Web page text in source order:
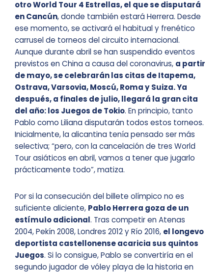
otro World Tour 4 Estrellas, el que se disputará
en Cancún, donde también estará Herrera. Desde
ese momento, se activará el habitual y frenético
carrusel de torneos del circuito internacional.
Aunque durante abril se han suspendido eventos
previstos en China a causa del coronavirus, a partir
de mayo, se celebrarán las citas de Itapema,
Ostrava, Varsovia, Moscú, Roma y Suiza. Ya
después, a finales de julio, llegará la gran cita
del año: los Juegos de Tokio. En principio, tanto
Pablo como Liliana disputarán todos estos torneos.
Inicialmente, la alicantina tenía pensado ser más
selectiva; “pero, con la cancelación de tres World
Tour asiáticos en abril, vamos a tener que jugarlo
prácticamente todo”, matiza.
Por si la consecución del billete olímpico no es
suficiente aliciente, Pablo Herrera goza de un
estímulo adicional. Tras competir en Atenas
2004, Pekín 2008, Londres 2012 y Río 2016, el longevo
deportista castellonense acaricia sus quintos
Juegos. Si lo consigue, Pablo se convertiría en el
segundo jugador de vóley playa de la historia en